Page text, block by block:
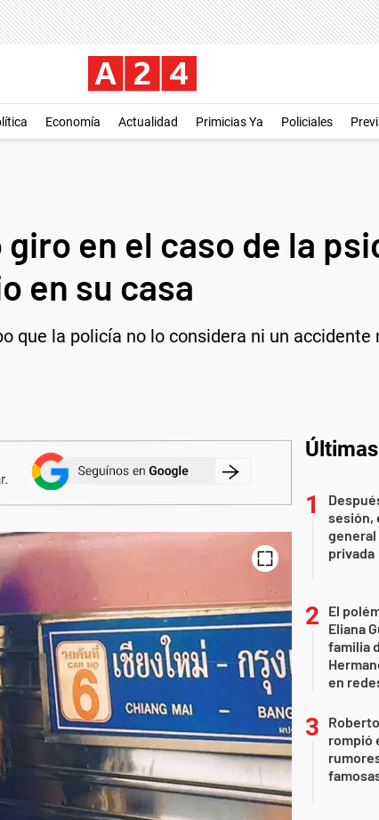
Economía Actualidad Primicias Ya Policiales
en el caso de la
en su casa
que la policía no lo considera ni un
sesión,
general
privada
El
Eliana
familia
en
rompió